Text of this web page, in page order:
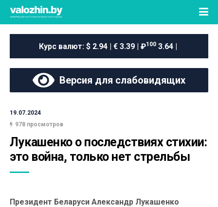
Курс валют: $ 2.94 | € 3.39 | ₽100 3.64 |
Версия для слабовидящих
19.07.2024
978 просмотров
Лукашенко о последствиях стихии:
это война, только нет стрельбы
Президент Беларуси Александр Лукашенко